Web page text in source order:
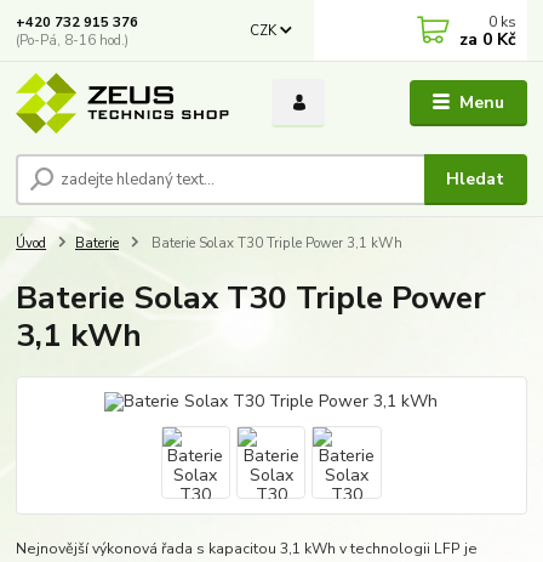
Menu
CZK
Hledat
+420 732 915 376
(Po-Pá, 8-16 hod.)
0 ks
za 0 Kč
Úvod Baterie Baterie Solax T30 Triple Power 3,1 kWh
Baterie Solax T30 Triple Power
3,1 kWh
Nejnovější výkonová řada s kapacitou 3,1 kWh v technologii LFP je